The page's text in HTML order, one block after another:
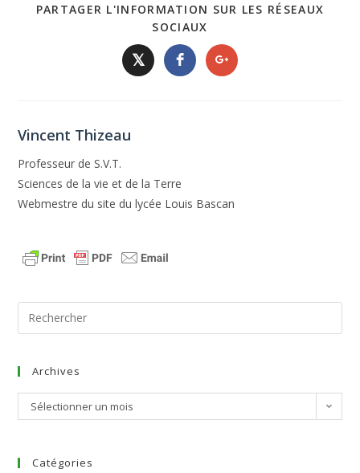
PARTAGER L'INFORMATION SUR LES RÉSEAUX
SOCIAUX
𝕏
Vincent Thizeau
Professeur de S.V.T.
Sciences de la vie et de la Terre
Webmestre du site du lycée Louis Bascan
Archives
Sélectionner un mois
Catégories